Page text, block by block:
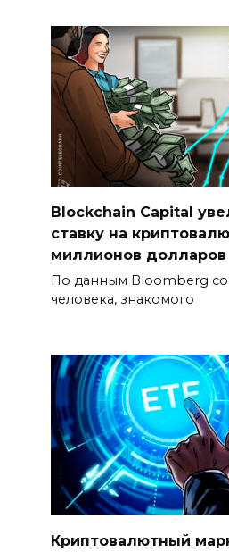
Blockchain Capital
ставку на
миллионов долларов
По данным Bloomberg со
человека, знакомого
Криптовалютный